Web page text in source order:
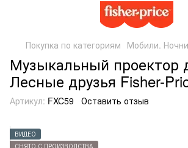
Покупка по категориям Мобили.
Музыкальный проектор
Лесные друзья Fisher-
Артикул: FXC59 Оставить отзыв
ВИДЕО
СНЯТО С ПРОИЗВОДСТВА